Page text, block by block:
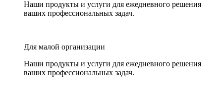
Наши продукты и услуги для ежедневного решения
ваших профессиональных задач.
Для малой организации
Наши продукты и услуги для ежедневного решения
ваших профессиональных задач.